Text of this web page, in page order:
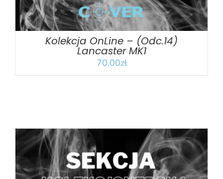
Kolekcja OnLine – (Odc.14)
Lancaster MK1
70.00zł